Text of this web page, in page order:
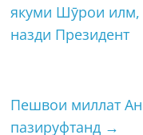
якуми Шӯрои илм,
назди Президент
Пешвои миллат
пазируфтанд →